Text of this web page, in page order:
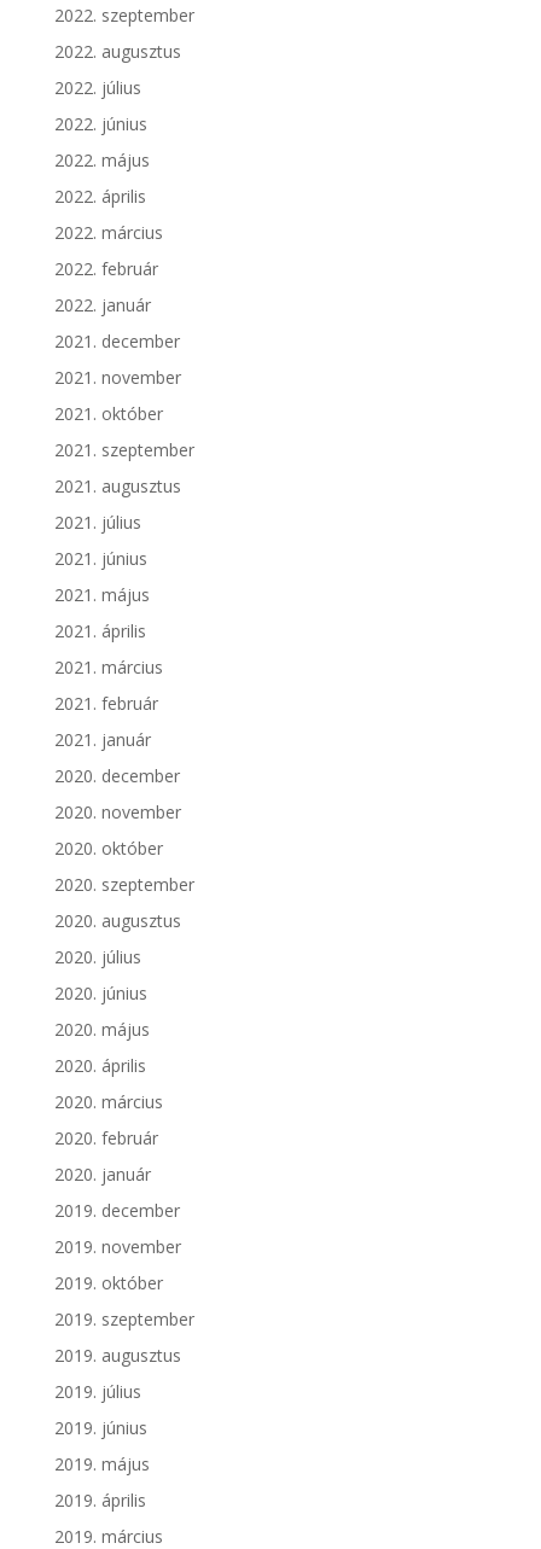
2022. szeptember
2022. augusztus
2022. július
2022. június
2022. május
2022. április
2022. március
2022. február
2022. január
2021. december
2021. november
2021. október
2021. szeptember
2021. augusztus
2021. július
2021. június
2021. május
2021. április
2021. március
2021. február
2021. január
2020. december
2020. november
2020. október
2020. szeptember
2020. augusztus
2020. július
2020. június
2020. május
2020. április
2020. március
2020. február
2020. január
2019. december
2019. november
2019. október
2019. szeptember
2019. augusztus
2019. július
2019. június
2019. május
2019. április
2019. március